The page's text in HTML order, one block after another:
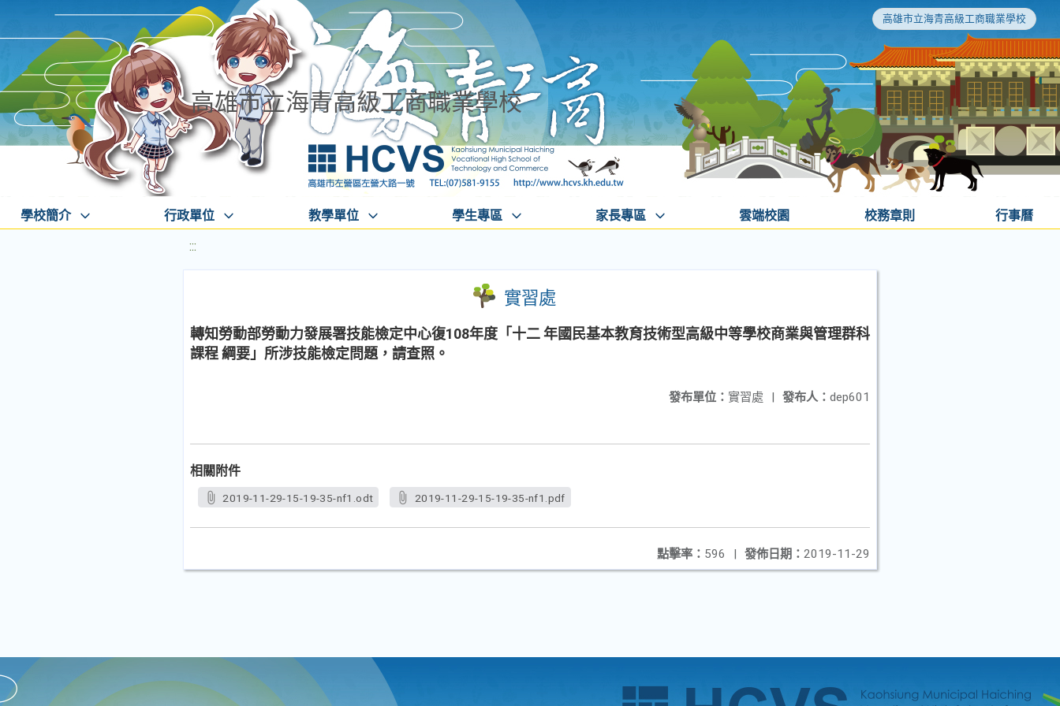
高雄市立海青高級工商職業學校
高雄市立海青高級工商職業學校
學校簡介 行政單位 教學單位 學生專區 家長專區 雲端校園 校務章則 行事曆
:::
實習處
轉知勞動部勞動力發展署技能檢定中心復108年度「十二 年國民基本教育技術型高級中等學校商業與管理群科
課程 綱要」所涉技能檢定問題，請查照。
發布人： dep601
發布單位： 實習處 |
相關附件
2019-11-29-15-19-35-nf1.odt 2019-11-29-15-19-35-nf1.pdf
發佈日期： 2019-11-29
點擊率： 596 |